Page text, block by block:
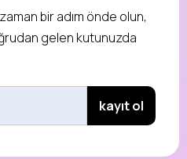
bir adım önde olun,
gelen kutunuzda